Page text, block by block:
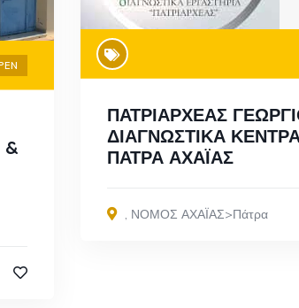
&
ΠΑΤΡΙΑΡΧΕΑΣ
ΔΙΑΓΝΩΣΤΙΚΑ
ΠΑΤΡΑ ΑΧΑΪΑΣ
, ΝΟΜΟΣ ΑΧΑΪΑΣ>Πάτρα